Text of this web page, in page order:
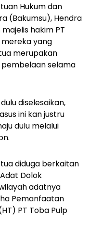
Hukum dan
(Bakumsu), Hendra
hakim PT
mereka yang
merupakan
selama
diselesaikan,
ini kan justru
dulu melalui
diduga berkaitan
Dolok
adatnya
Pemanfaatan
PT Toba Pulp